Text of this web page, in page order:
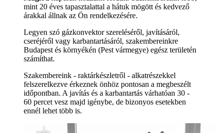
mint 20 éves tapasztalattal a hátuk mögött és kedvező
árakkal állnak az Ön rendelkezésére.
Legyen szó gázkonvektor szereléséről, javításáról,
cseréjéről vagy karbantartásáról, szakembereinkre
Budapest és környékén (Pest vármegye) egész területén
számíthat.
Szakembereink - raktárkészletről - alkatrészekkel
felszerelkezve érkeznek önhöz pontosan a megbeszélt
időpontban. A javítás és a karbantartás várhatóan 30 -
60 percet vesz majd igénybe, de bizonyos esetekben
ennél lehet több is.